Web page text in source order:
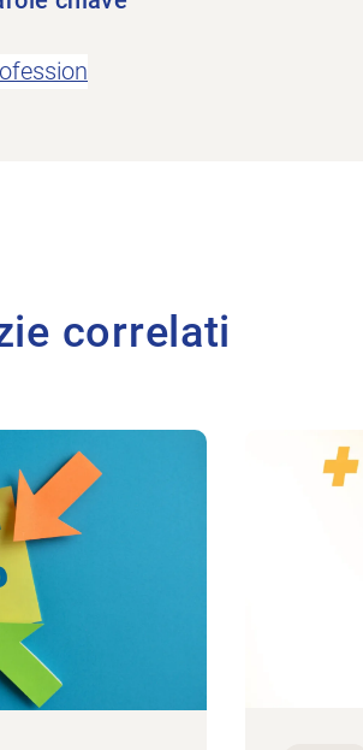
correlati
nel vivo